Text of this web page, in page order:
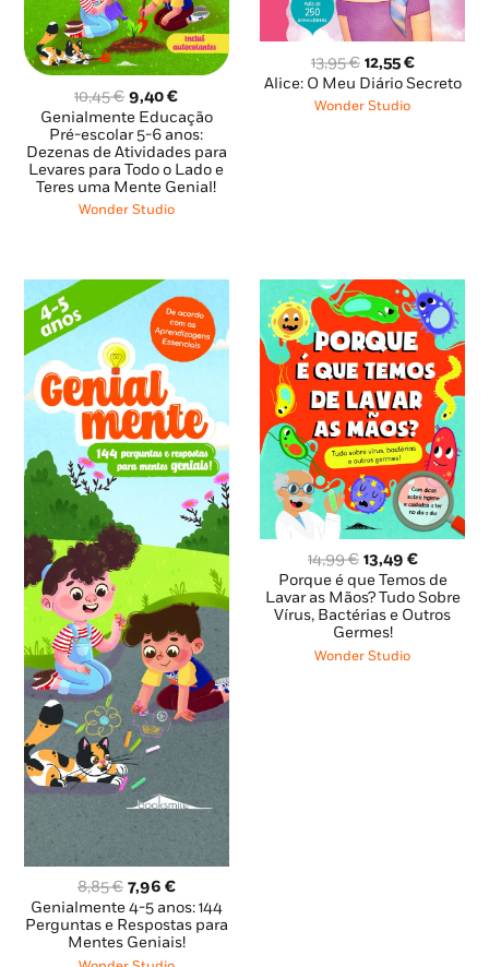
10,45€ O
preço
original
era:
10,45 €.
9,40€O
preço
atual
é:
9,40 €.
Genialmente Educação
Pré-escolar 5-6 anos:
Dezenas de Atividades para
Levares para Todo o Lado e
Teres uma Mente Genial!
Wonder Studio
13,95€ O
preço
original
12,55€O
preço
Alice: O Meu Diário Secreto
Wonder Studio
8,85€ O
preço
original
era:
7,96 €O
preço
atual
é:
Genialmente 4-5 anos: 144
Perguntas e Respostas para
Mentes Geniais!
14,99€ O
preço
original
era:
14,99 €.
13,49 €O
preço
atual
é:
Porque é que Temos de
Lavar as Mãos? Tudo Sobre
Vírus, Bactérias e Outros
Germes!
Wonder Studio